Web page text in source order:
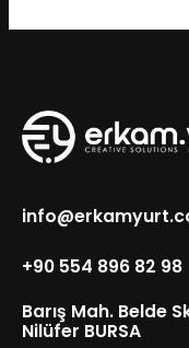
+90 554 896 82 98
Barış Mah. Belde
Nilüfer BURSA